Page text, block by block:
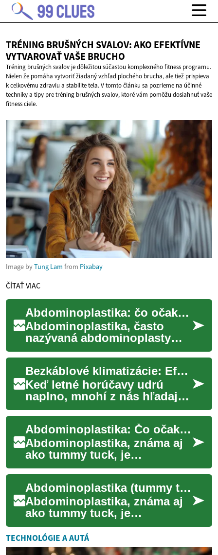
TRÉNING BRUŠNÝCH SVALOV: AKO EFEKTÍVNE
VYTVAROVAŤVAŠE BRUCHO
Tréning brušných svalov je dôležitou súčasťou komplexného fitness programu.
Nielen že pomáha vytvoriť žiadaný vzhľad plochého brucha, ale tiež prispieva
k celkovému zdraviu a stabilite tela. V tomto článku sa pozrieme na účinné
techniky a tipy pre tréning brušných svalov, ktoré vám pomôžu dosiahnuť vaše
fitness ciele.
Image byTung Lam from Pixabay
ČÍTAŤ VIAC
Abdominoplastika: čo očakávať pri tummy tuck chirurgii
Abdominoplastika, často
nazývaná abdominoplasty
alebo tummy tuck, je
chirurgický zákrok zameraný
na zmenšenie prebyto...
Bezkáblové klimatizácie: Efektívne chladenie pre moderné domácnosti
Keď letné horúčavy udrú
naplno, mnohí z nás hľadajú
účinné spôsoby, ako si
udržať príjemné prostredie v
domácnosti. B...
Abdominoplastika: Čo očakávať pri tummy tuck operácii
Abdominoplastika, známa aj
ako tummy tuck, je
chirurgický zákrok zameraný
na zlepšenie kontúr brucha
odstránením preb...
Abdominoplastika (tummy tuck): prehľad operácie
Abdominoplastika, známa aj
ako tummy tuck, je
chirurgický zákrok zameraný
na odstránenie prebytočnej
kože a spevnenie...
TECHNOLÓGIE A AUTÁ